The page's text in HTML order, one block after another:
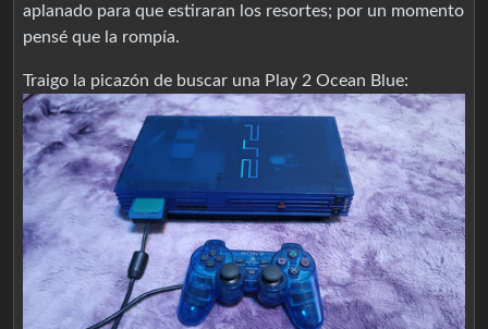
aplanado para que estiraran los resortes; por un momento
pensé que la rompía.
Traigo la picazón de buscar una Play 2 Ocean Blue: